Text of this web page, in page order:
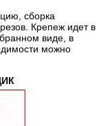
сборка
Крепеж идет в
виде, в
можно